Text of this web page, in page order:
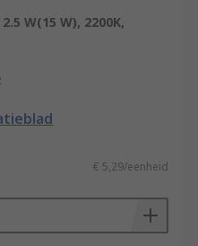
W(15 W), 2200K,
€ 5,29/eenheid